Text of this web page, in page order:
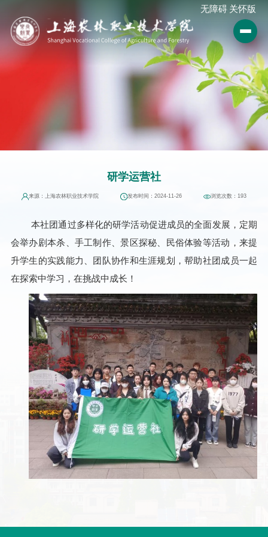
无障碍 关怀版
研学运营社
来源：上海农林职业技术学院 发布时间：2024-11-26 浏览次数： 193
本社团通过多样化的研学活动促进成员的全面发展，定期
会举办剧本杀、手工制作、景区探秘、民俗体验等活动，来提
升学生的实践能力、团队协作和生涯规划，帮助社团成员一起
在探索中学习，在挑战中成长！